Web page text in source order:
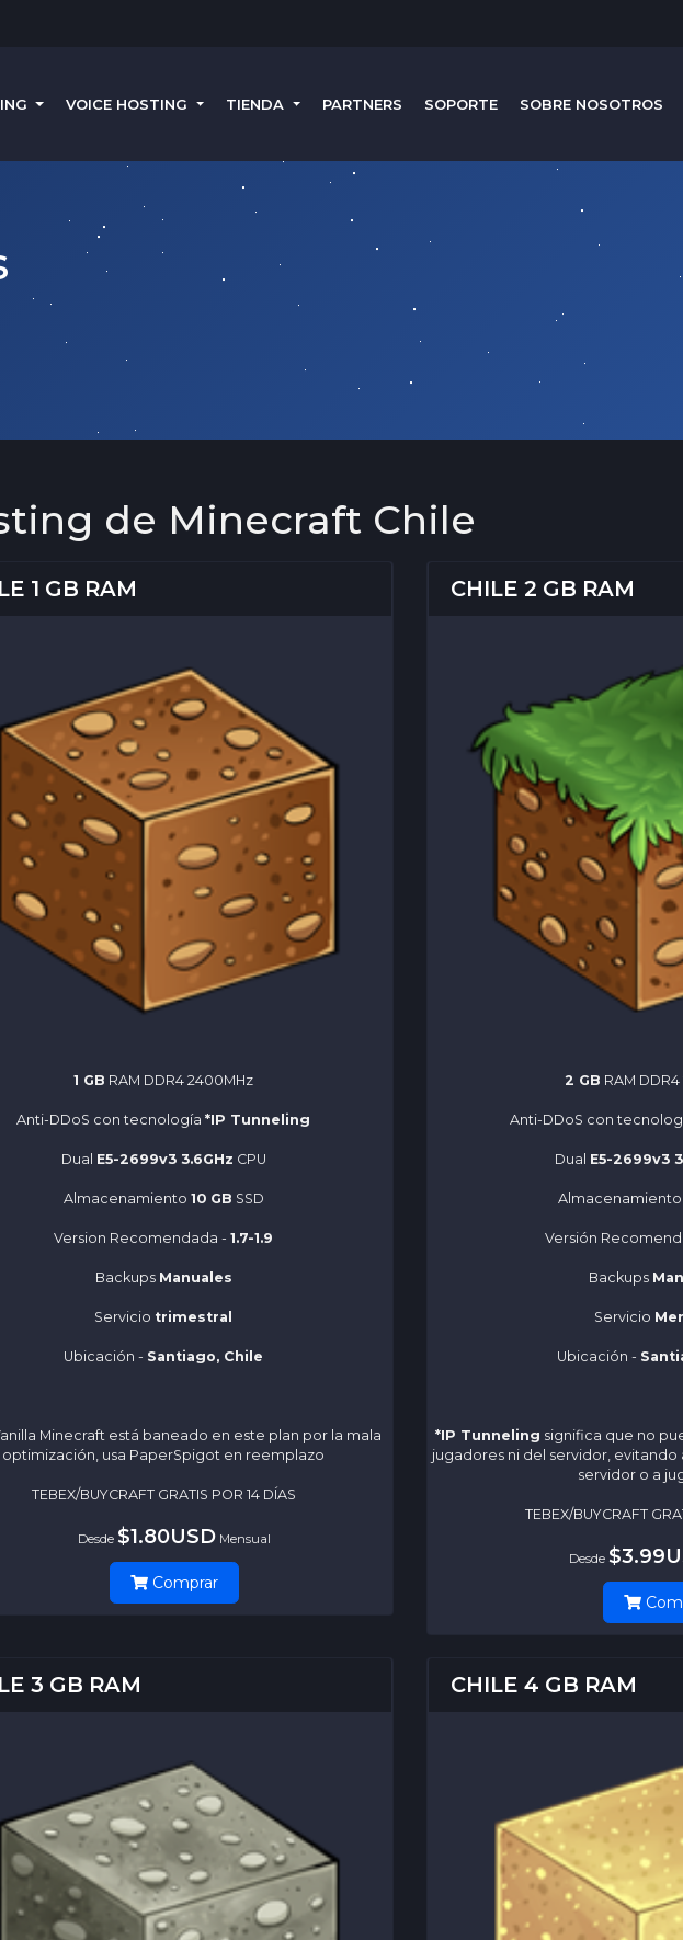
VOICE HOSTING TIENDA PARTNERS SOPORTE SOBRE NOSOTROS
de Minecraft Chile
1 GB RAM
1 GB RAM DDR4 2400MHz
Anti-DDoS con tecnología *IP Tunneling
Dual E5-2699v3 3.6GHz CPU
Almacenamiento 10 GB SSD
Version Recomendada - 1.7-1.9
Backups Manuales
Servicio trimestral
Ubicación - Santiago, Chile
Minecraft está baneado en este plan por la mala
optimización, usa PaperSpigot en reemplazo
TEBEX/BUYCRAFT GRATIS POR 14 DÍAS
Desde $1.80USD Mensual
Comprar
CHILE 2 GB RAM
2 GB RAM
Anti-DDoS con
Dual E5-2699v3
Almacenamiento
Versión
Backups
Servicio
Ubicación -
*IP Tunneling significa que no
jugadores ni del servidor, evitando
servidor o a
TEBEX/BUYCRAFT
Desde
3 GB RAM CHILE 4 GB RAM